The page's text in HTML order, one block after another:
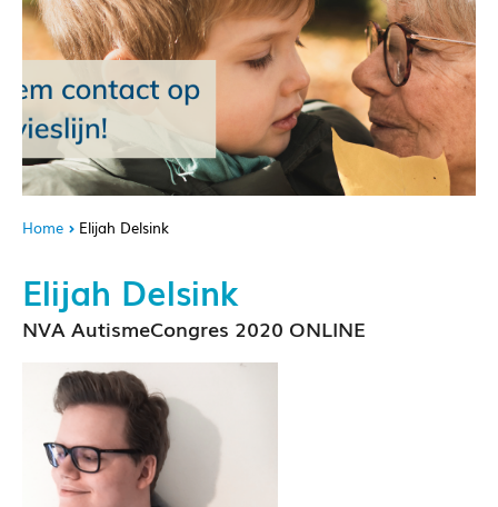
Home Elijah Delsink
Elijah Delsink
NVA AutismeCongres 2020 ONLINE